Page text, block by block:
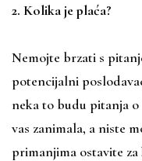
2. Kolika je plaća?
Nemojte brzati s
potencijalni
neka to budu pitanja
vas zanimala, a niste
primanjima ostavite za